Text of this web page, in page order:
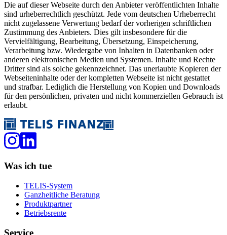
Die auf dieser Webseite durch den Anbieter veröffentlichten Inhalte
sind urheberrechtlich geschützt. Jede vom deutschen Urheberrecht
nicht zugelassene Verwertung bedarf der vorherigen schriftlichen
Zustimmung des Anbieters. Dies gilt insbesondere für die
Vervielfältigung, Bearbeitung, Übersetzung, Einspeicherung,
Verarbeitung bzw. Wiedergabe von Inhalten in Datenbanken oder
anderen elektronischen Medien und Systemen. Inhalte und Rechte
Dritter sind als solche gekennzeichnet. Das unerlaubte Kopieren der
Webseiteninhalte oder der kompletten Webseite ist nicht gestattet
und strafbar. Lediglich die Herstellung von Kopien und Downloads
für den persönlichen, privaten und nicht kommerziellen Gebrauch ist
erlaubt.
Was ich tue
TELIS-System
Ganzheitliche Beratung
Produktpartner
Betriebsrente
Service